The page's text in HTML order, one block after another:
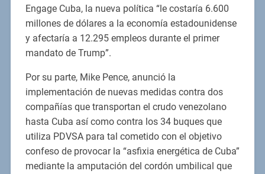
Engage Cuba, la nueva política “le costaría 6.600
millones de dólares a la economía estadounidense
y afectaría a 12.295 empleos durante el primer
mandato de Trump”.
Por su parte, Mike Pence, anunció la
implementación de nuevas medidas contra dos
compañías que transportan el crudo venezolano
hasta Cuba así como contra los 34 buques que
utiliza PDVSA para tal cometido con el objetivo
confeso de provocar la “asfixia energética de Cuba”
mediante la amputación del cordón umbilical que